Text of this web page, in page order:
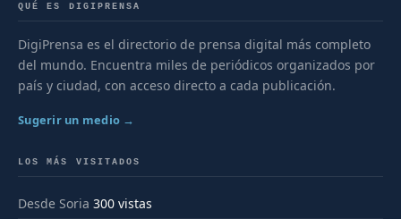
QUÉ ES DIGIPRENSA
DigiPrensa es el directorio de prensa digital más completo
del mundo. Encuentra miles de periódicos organizados por
país y ciudad, con acceso directo a cada publicación.
Sugerir un medio →
LOS MÁS VISITADOS
Desde Soria 300 vistas